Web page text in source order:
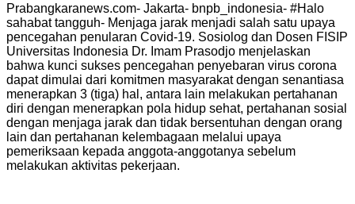
Prabangkaranews.com- Jakarta- bnpb_indonesia- #Halo
sahabat tangguh- Menjaga jarak menjadi salah satu upaya
pencegahan penularan Covid-19. Sosiolog dan Dosen FISIP
Universitas Indonesia Dr. Imam Prasodjo menjelaskan
bahwa kunci sukses pencegahan penyebaran virus corona
dapat dimulai dari komitmen masyarakat dengan senantiasa
menerapkan 3 (tiga) hal, antara lain melakukan pertahanan
diri dengan menerapkan pola hidup sehat, pertahanan sosial
dengan menjaga jarak dan tidak bersentuhan dengan orang
lain dan pertahanan kelembagaan melalui upaya
pemeriksaan kepada anggota-anggotanya sebelum
melakukan aktivitas pekerjaan.